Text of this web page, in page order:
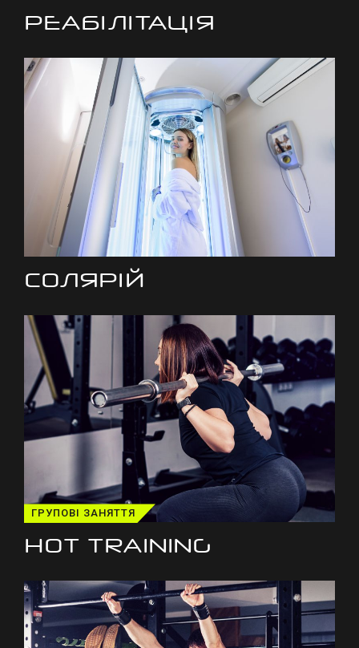
РЕАБІЛІТАЦІЯ
СОЛЯРІЙ
ГРУПОВІ ЗАНЯТТЯ
HOT TRAINING